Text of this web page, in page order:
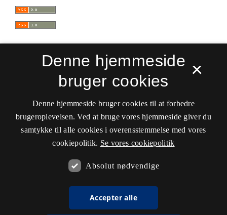
Sprogforum. Tidsskrift for sprog- og
kulturpædagogik
ISSN 0909-9328 (Trykt)
ISSN 1399-8617 (Online)
Tilgængelighedserklæring
Det Kgl. Bibliotek
×
Denne hjemmeside
bruger cookies
Denne hjemmeside bruger cookies til at forbedre
brugeroplevelsen. Ved at bruge vores hjemmeside giver du
samtykke til alle cookies i overensstemmelse med vores
cookiepolitik. Se vores cookiepolitik
Absolut nødvendige
Accepter alle